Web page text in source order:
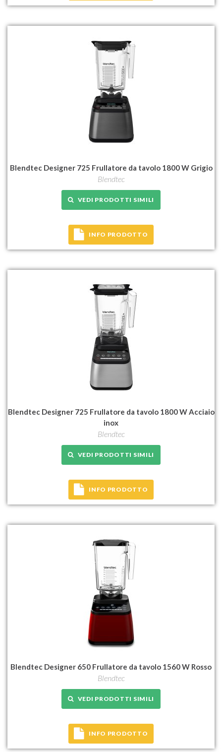
Blendtec Designer 725 Frullatore da tavolo 1800 W Grigio
Blendtec
VEDI PRODOTTI SIMILI
INFO PRODOTTO
Blendtec Designer 725 Frullatore da tavolo 1800 W Acciaio
inox
Blendtec
VEDI PRODOTTI SIMILI
INFO PRODOTTO
Blendtec Designer 650 Frullatore da tavolo 1560 W Rosso
Blendtec
VEDI PRODOTTI SIMILI
INFO PRODOTTO